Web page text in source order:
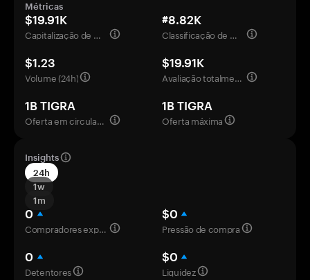
Métricas
$19.91K
Capitalização de mercado
#8.82K
Classificação de mercado
$1.23
Volume (24h)
$19.91K
Avaliação totalmente diluída
1B TIGRA
Oferta em circulação
1B TIGRA
Oferta máxima
Insights
24h
1w
1m
0
Compradores experientes
$0
Pressão de compra
0
Detentores
$0
Liquidez